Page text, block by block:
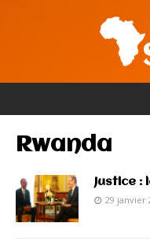
Rwanda
Justice :
29 janvier